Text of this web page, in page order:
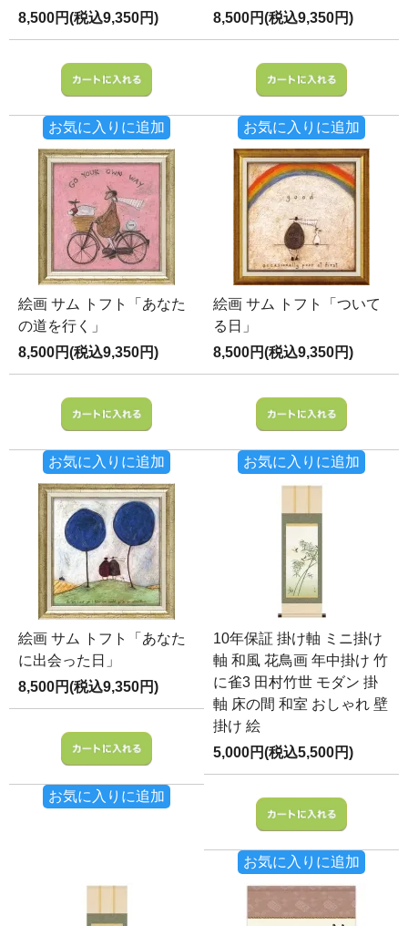
8,500円(税込9,350円)
お気に入りに追加
8,500円(税込9,350円)
お気に入りに追加
絵画 サム トフト「あなた
の道を行く」
8,500円(税込9,350円)
お気に入りに追加
絵画 サム トフト「ついて
る日」
8,500円(税込9,350円)
お気に入りに追加
絵画 サム トフト「あなた
に出会った日」
8,500円(税込9,350円)
お気に入りに追加
10年保証 掛け軸 ミニ掛け
軸 和風 花鳥画 年中掛け 竹
に雀3 田村竹世 モダン 掛
軸 床の間 和室 おしゃれ 壁
掛け 絵
5,000円(税込5,500円)
お気に入りに追加